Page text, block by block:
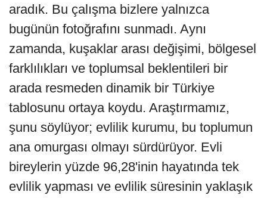
aradık. Bu çalışma bizlere yalnızca
bugünün fotoğrafını sunmadı. Aynı
zamanda, kuşaklar arası değişimi, bölgesel
farklılıkları ve toplumsal beklentileri bir
arada resmeden dinamik bir Türkiye
tablosunu ortaya koydu. Araştırmamız,
şunu söylüyor; evlilik kurumu, bu toplumun
ana omurgası olmayı sürdürüyor. Evli
bireylerin yüzde 96,28'inin hayatında tek
evlilik yapması ve evlilik süresinin yaklaşık